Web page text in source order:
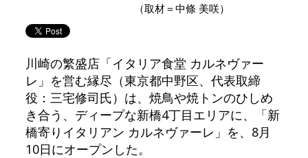
（取材＝中條 美咲）
川崎の繁盛店「イタリア食堂 カルネヴァー
レ」を営む縁尽（東京都中野区、代表取締
役：三宅修司氏）は、焼鳥や焼トンのひしめ
き合う、ディープな新橋4丁目エリアに、「新
橋寄りイタリアン カルネヴァーレ」を、8月
10日にオープンした。